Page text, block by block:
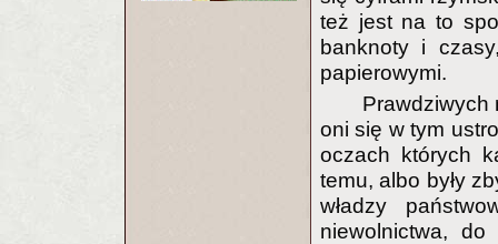
też jest na to
banknoty i
papierowymi.
Prawdziwych
oni się w tym
oczach których
temu, albo były
władzy
niewolnictwa,